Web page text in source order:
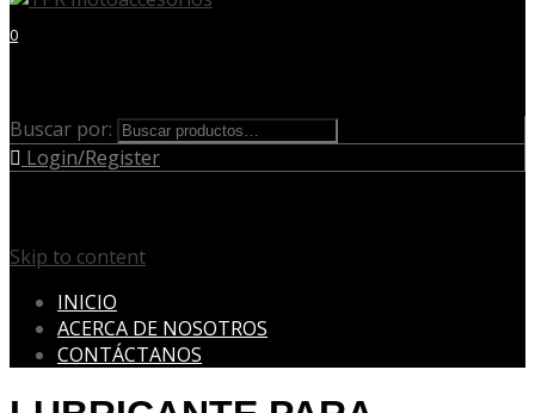
0
Buscar por:
Login/Register
Skip to content
INICIO
ACERCA DE NOSOTROS
CONTÁCTANOS